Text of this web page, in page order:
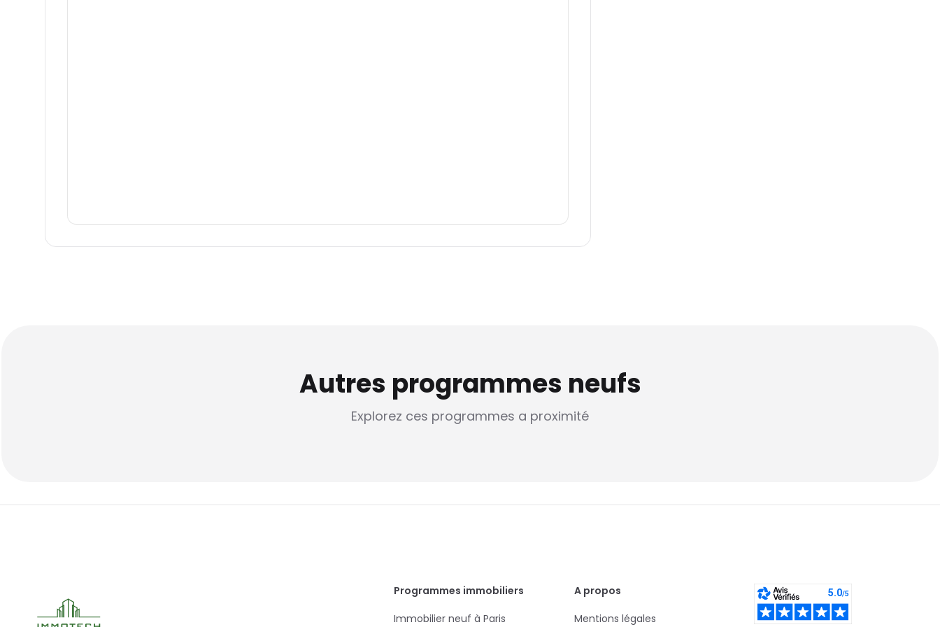
Autres programmes neufs
Explorez ces programmes a proximité
Programmes immobiliers
Immobilier neuf à Paris
A propos
Mentions légales